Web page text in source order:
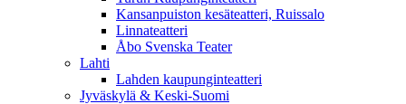
Kansanpuiston kesäteatteri, Ruissalo
Linnateatteri
Åbo Svenska Teater
Lahti
Lahden kaupunginteatteri
Jyväskylä & Keski-Suomi